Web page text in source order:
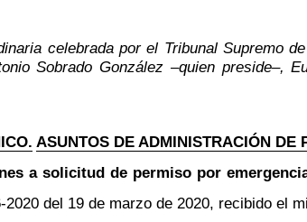
celebrada por el Tribunal Supremo
Sobrado González –quien preside–,
ASUNTOS DE ADMINISTRACIÓN DE
a solicitud de permiso por
2020 del 19 de marzo de 2020, recibido el